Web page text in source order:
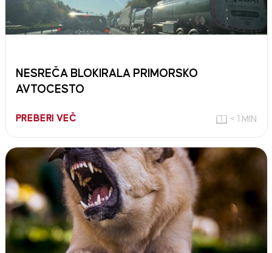
NESREČA BLOKIRALA PRIMORSKO
AVTOCESTO
PREBERI VEČ < 1 MIN